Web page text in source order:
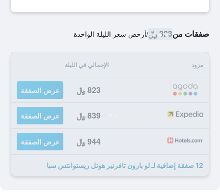
صفقات من823 ﷼ /أرخص سعر الليلة الواحدة
مزود الإجمالي في الليلة
823 ﷼ عرض الصفقة
839 ﷼ عرض الصفقة
944 ﷼ عرض الصفقة
12 صفقة إضافية لـ لو بارون تافرنير هوتل ريستوانتس سبا